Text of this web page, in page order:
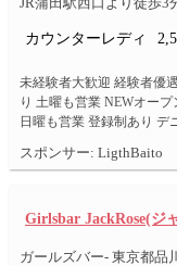
JR蒲田駅西口より徒歩3
カウンターレディ
未経験者大歓迎 経験者優
り 土曜も営業 NEWオー
日曜も営業 登録制あり デ
スポンサー: LigthBaito
Girlsbar JackRose(ジ
ガールズバー- 東京都品